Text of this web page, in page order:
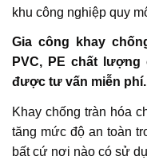
khu công nghiệp quy
Gia công khay
PVC, PE chất
được tư vấn miễn phí.
Khay chống tràn hóa
tăng mức độ an toàn
bất cứ nơi nào có sử